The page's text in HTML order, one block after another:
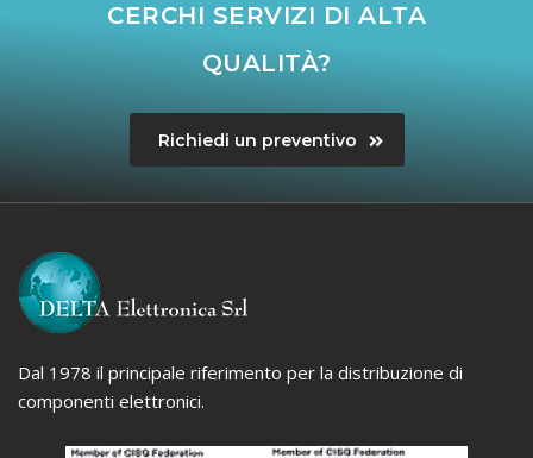
CERCHI SERVIZI DI ALTA
QUALITÀ?
Richiedi un preventivo
Dal 1978 il principale riferimento per la distribuzione di
componenti elettronici.